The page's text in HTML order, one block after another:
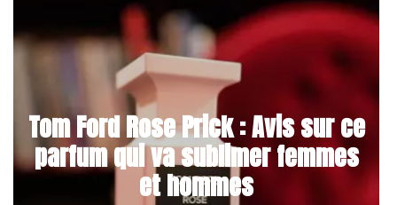
Tom Ford Rose Prick : Avis sur ce
parfum qui va sublimer femmes
et hommes